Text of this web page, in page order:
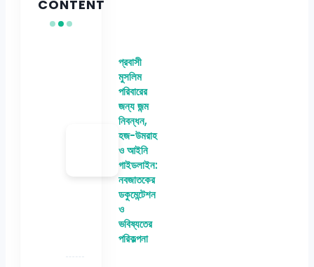
CONTENT
প্রবাসী
মুসলিম
পরিবারের
জন্য জন্ম
নিবন্ধন,
হজ-উমরাহ
ও আইনি
গাইডলাইন:
নবজাতকের
ডকুমেন্টেশন
ও
ভবিষ্যতের
পরিকল্পনা